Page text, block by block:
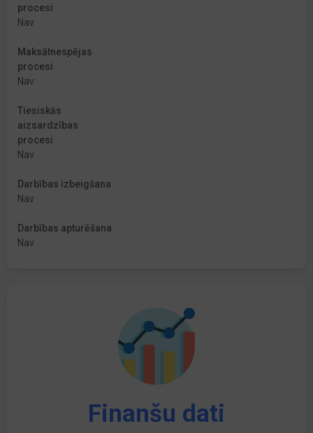
procesi
Nav
Maksātnespējas
procesi
Nav
Tiesiskās
aizsardzības
procesi
Nav
Darbības izbeigšana
Nav
Darbības apturēšana
Nav
Finanšu dati